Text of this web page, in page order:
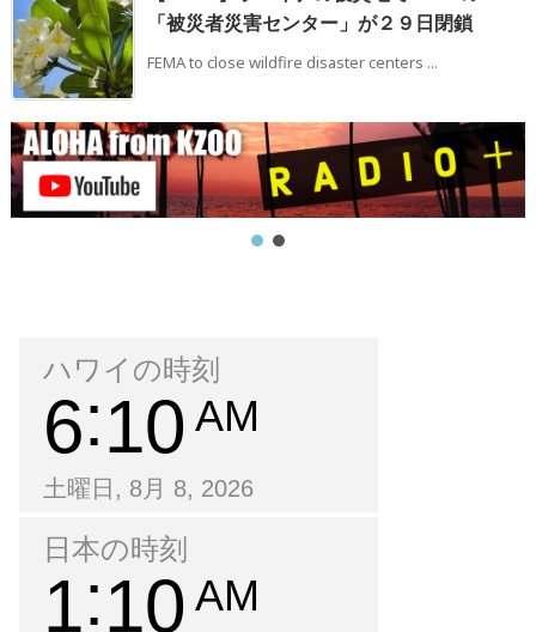
「被災者災害センター」が２９日閉鎖
FEMA to close wildfire disaster centers ...
ハワイの時刻
6 10 AM
土曜日, 8月 8, 2026
日本の時刻
1 10 AM